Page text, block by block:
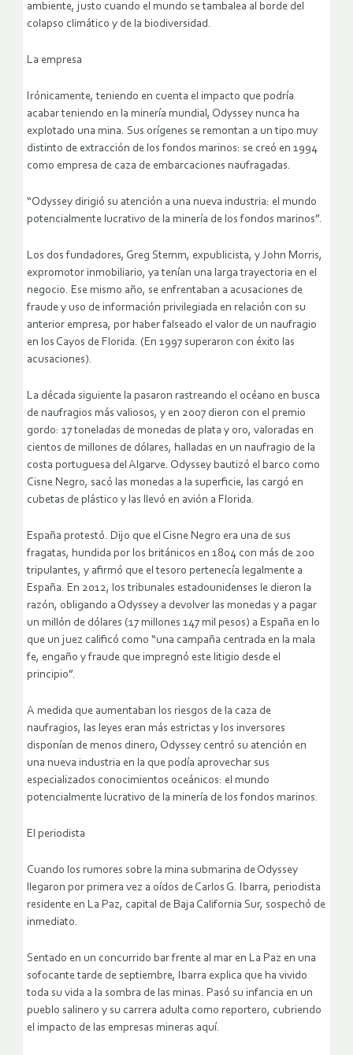
ambiente, justo cuando el mundo se tambalea al borde del
colapso climático y de la biodiversidad.
La empresa
Irónicamente, teniendo en cuenta el impacto que podría
acabar teniendo en la minería mundial, Odyssey nunca ha
explotado una mina. Sus orígenes se remontan a un tipo muy
distinto de extracción de los fondos marinos: se creó en 1994
como empresa de caza de embarcaciones naufragadas.
“Odyssey dirigió su atención a una nueva industria: el mundo
potencialmente lucrativo de la minería de los fondos marinos”.
Los dos fundadores, Greg Stemm, expublicista, y John Morris,
expromotor inmobiliario, ya tenían una larga trayectoria en el
negocio. Ese mismo año, se enfrentaban a acusaciones de
fraude y uso de información privilegiada en relación con su
anterior empresa, por haber falseado el valor de un naufragio
en los Cayos de Florida. (En 1997 superaron con éxito las
acusaciones).
La década siguiente la pasaron rastreando el océano en busca
de naufragios más valiosos, y en 2007 dieron con el premio
gordo: 17 toneladas de monedas de plata y oro, valoradas en
cientos de millones de dólares, halladas en un naufragio de la
costa portuguesa del Algarve. Odyssey bautizó el barco como
Cisne Negro, sacó las monedas a la superficie, las cargó en
cubetas de plástico y las llevó en avión a Florida.
España protestó. Dijo que el Cisne Negro era una de sus
fragatas, hundida por los británicos en 1804 con más de 200
tripulantes, y afirmó que el tesoro pertenecía legalmente a
España. En 2012, los tribunales estadounidenses le dieron la
razón, obligando a Odyssey a devolver las monedas y a pagar
un millón de dólares (17 millones 147 mil pesos) a España en lo
que un juez calificó como “una campaña centrada en la mala
fe, engaño y fraude que impregnó este litigio desde el
principio”.
A medida que aumentaban los riesgos de la caza de
naufragios, las leyes eran más estrictas y los inversores
disponían de menos dinero, Odyssey centró su atención en
una nueva industria en la que podía aprovechar sus
especializados conocimientos oceánicos: el mundo
potencialmente lucrativo de la minería de los fondos marinos.
El periodista
Cuando los rumores sobre la mina submarina de Odyssey
llegaron por primera vez a oídos de Carlos G. Ibarra, periodista
residente en La Paz, capital de Baja California Sur, sospechó de
inmediato.
Sentado en un concurrido bar frente al mar en La Paz en una
sofocante tarde de septiembre, Ibarra explica que ha vivido
toda su vida a la sombra de las minas. Pasó su infancia en un
pueblo salinero y su carrera adulta como reportero, cubriendo
el impacto de las empresas mineras aquí.